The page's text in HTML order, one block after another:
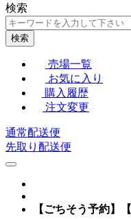
検索
検索
売場一覧
お気に入り
購入履歴
注文変更
通常配送便
先取り配送便
【ごちそう予約】